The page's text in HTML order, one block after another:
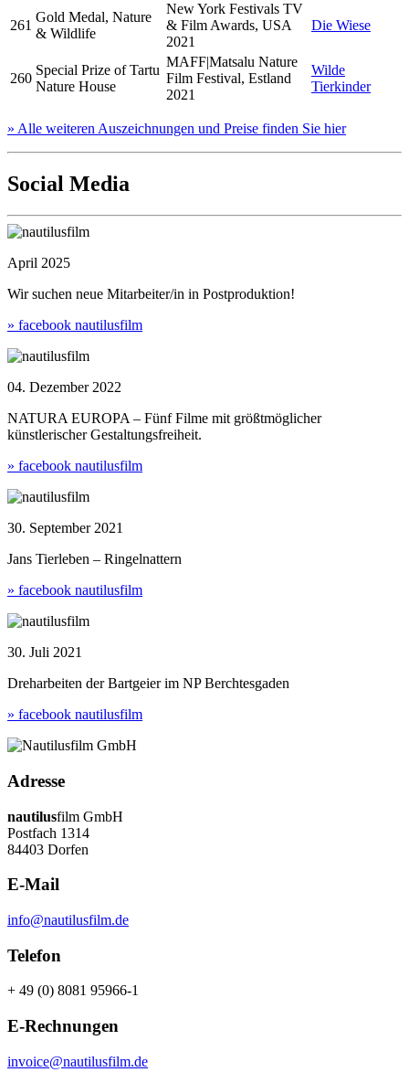
261
Gold Medal, Nature
& Wildlife
New York Festivals TV
& Film Awards, USA
2021
Die Wiese
260
Special Prize of Tartu
Nature House
MAFF|Matsalu Nature
Film Festival, Estland
2021
Wilde
Tierkinder
» Alle weiteren Auszeichnungen und Preise finden Sie hier
Social Media
April 2025
Wir suchen neue Mitarbeiter/in in Postproduktion!
» facebook nautilusfilm
04. Dezember 2022
NATURA EUROPA – Fünf Filme mit größtmöglicher
künstlerischer Gestaltungsfreiheit.
» facebook nautilusfilm
30. September 2021
Jans Tierleben – Ringelnattern
» facebook nautilusfilm
30. Juli 2021
Dreharbeiten der Bartgeier im NP Berchtesgaden
» facebook nautilusfilm
Adresse
nautilusfilm GmbH
Postfach 1314
84403 Dorfen
E-Mail
info@nautilusfilm.de
Telefon
+ 49 (0) 8081 95966-1
E-Rechnungen
invoice@nautilusfilm.de